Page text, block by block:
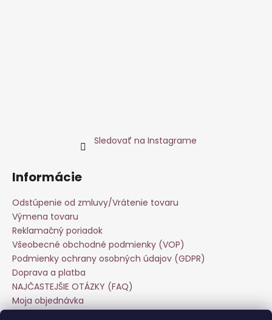
Sledovať na Instagrame
Informácie
Odstúpenie od zmluvy/Vrátenie tovaru
Výmena tovaru
Reklamačný poriadok
Všeobecné obchodné podmienky (VOP)
Podmienky ochrany osobných údajov (GDPR)
Doprava a platba
NAJČASTEJŠIE OTÁZKY (FAQ)
Moja objednávka